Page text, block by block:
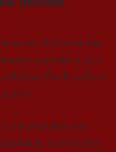
prato. Está na soma.
convida a ficar, a
fluidez. Não há esforço
feito.
fiabilidade sem
mas também